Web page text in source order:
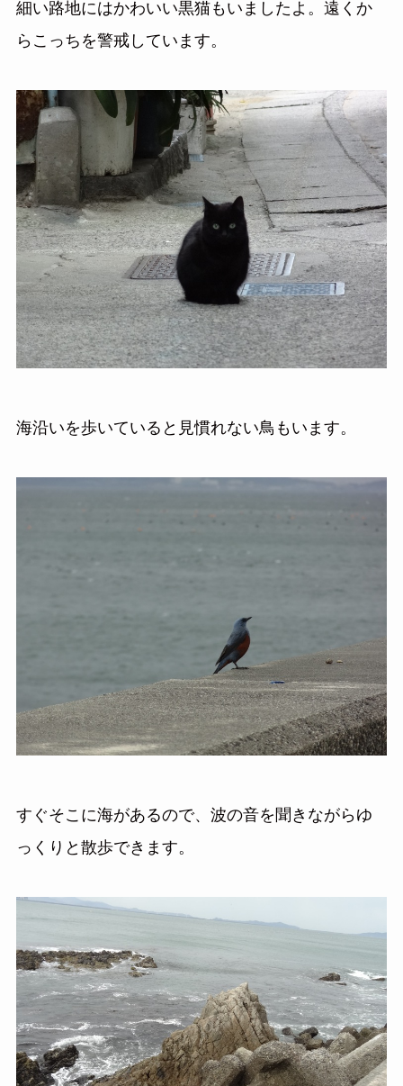
細い路地にはかわいい黒猫もいましたよ。遠くか
らこっちを警戒しています。
海沿いを歩いていると見慣れない鳥もいます。
すぐそこに海があるので、波の音を聞きながらゆ
っくりと散歩できます。